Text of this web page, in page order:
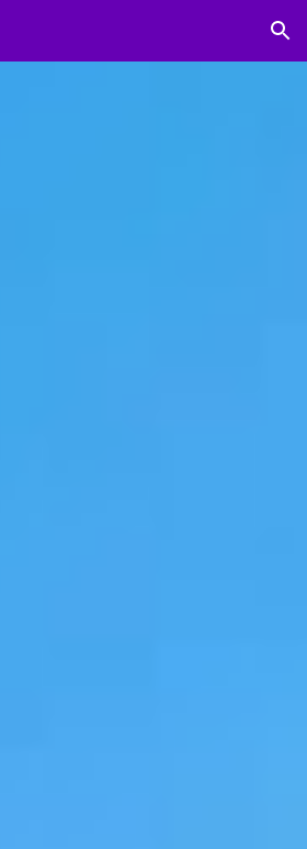
Skip to navigation